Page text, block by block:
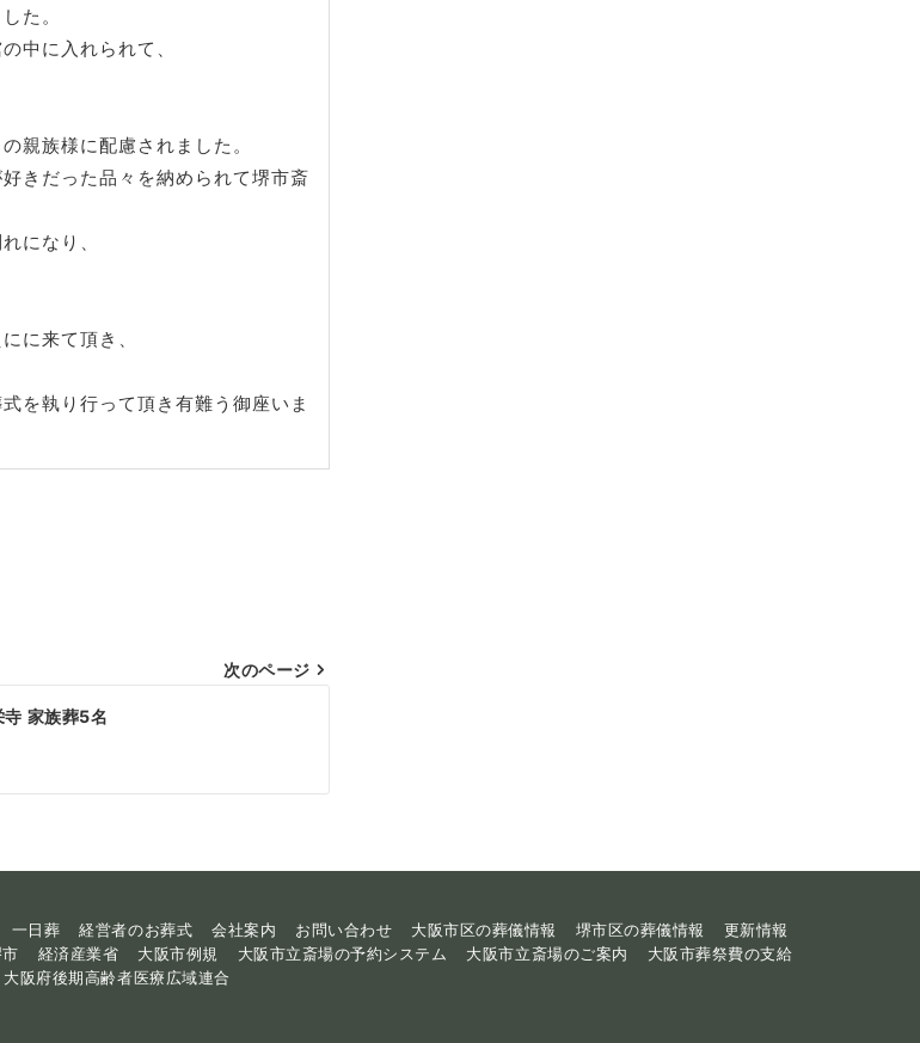
た。
中に入れられて、
親族様に配慮されました。
きだった品々を納められて堺市斎
になり、
に来て頂き、
を執り行って頂き有難う御座いま
次のページ
寺 家族葬5名
一日葬 経営者のお葬式 会社案内 お問い合わせ 大阪市区の葬儀情報 堺市区の葬儀情報
更新情報
経済産業省 大阪市例規 大阪市立斎場の予約システム 大阪市立斎場のご案内
大阪市葬祭費の支給
大阪府後期高齢者医療広域連合